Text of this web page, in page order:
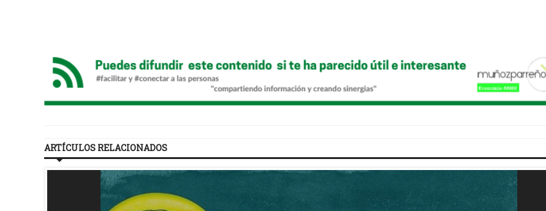
ARTÍCULOS RELACIONADOS